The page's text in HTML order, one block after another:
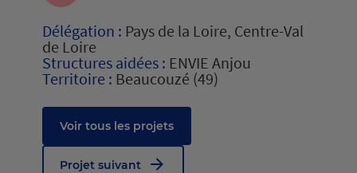
Délégation : Pays de la Loire, Centre-Val
de Loire
Structures aidées : ENVIE Anjou
Territoire : Beaucouzé (49)
Voir tous les projets
Projet suivant